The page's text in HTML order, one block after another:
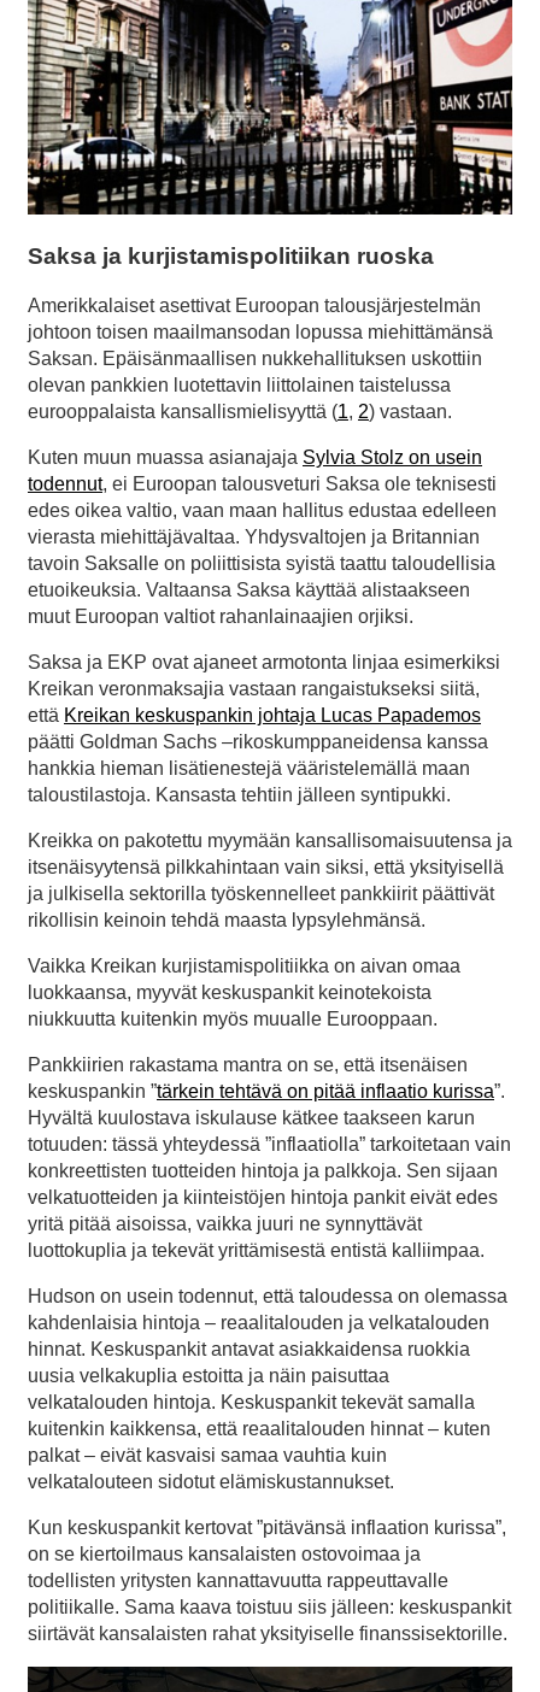
Saksa ja kurjistamispolitiikan ruoska
Amerikkalaiset asettivat Euroopan talousjärjestelmän
johtoon toisen maailmansodan lopussa miehittämänsä
Saksan. Epäisänmaallisen nukkehallituksen uskottiin
olevan pankkien luotettavin liittolainen taistelussa
eurooppalaista kansallismielisyyttä (1, 2) vastaan.
Kuten muun muassa asianajaja Sylvia Stolz on usein
todennut, ei Euroopan talousveturi Saksa ole teknisesti
edes oikea valtio, vaan maan hallitus edustaa edelleen
vierasta miehittäjävaltaa. Yhdysvaltojen ja Britannian
tavoin Saksalle on poliittisista syistä taattu taloudellisia
etuoikeuksia. Valtaansa Saksa käyttää alistaakseen
muut Euroopan valtiot rahanlainaajien orjiksi.
Saksa ja EKP ovat ajaneet armotonta linjaa esimerkiksi
Kreikan veronmaksajia vastaan rangaistukseksi siitä,
että Kreikan keskuspankin johtaja Lucas Papademos
päätti Goldman Sachs –rikoskumppaneidensa kanssa
hankkia hieman lisätienestejä vääristelemällä maan
taloustilastoja. Kansasta tehtiin jälleen syntipukki.
Kreikka on pakotettu myymään kansallisomaisuutensa ja
itsenäisyytensä pilkkahintaan vain siksi, että yksityisellä
ja julkisella sektorilla työskennelleet pankkiirit päättivät
rikollisin keinoin tehdä maasta lypsylehmänsä.
Vaikka Kreikan kurjistamispolitiikka on aivan omaa
luokkaansa, myyvät keskuspankit keinotekoista
niukkuutta kuitenkin myös muualle Eurooppaan.
Pankkiirien rakastama mantra on se, että itsenäisen
keskuspankin ”tärkein tehtävä on pitää inflaatio kurissa”.
Hyvältä kuulostava iskulause kätkee taakseen karun
totuuden: tässä yhteydessä ”inflaatiolla” tarkoitetaan vain
konkreettisten tuotteiden hintoja ja palkkoja. Sen sijaan
velkatuotteiden ja kiinteistöjen hintoja pankit eivät edes
yritä pitää aisoissa, vaikka juuri ne synnyttävät
luottokuplia ja tekevät yrittämisestä entistä kalliimpaa.
Hudson on usein todennut, että taloudessa on olemassa
kahdenlaisia hintoja – reaalitalouden ja velkatalouden
hinnat. Keskuspankit antavat asiakkaidensa ruokkia
uusia velkakuplia estoitta ja näin paisuttaa
velkatalouden hintoja. Keskuspankit tekevät samalla
kuitenkin kaikkensa, että reaalitalouden hinnat – kuten
palkat – eivät kasvaisi samaa vauhtia kuin
velkatalouteen sidotut elämiskustannukset.
Kun keskuspankit kertovat ”pitävänsä inflaation kurissa”,
on se kiertoilmaus kansalaisten ostovoimaa ja
todellisten yritysten kannattavuutta rappeuttavalle
politiikalle. Sama kaava toistuu siis jälleen: keskuspankit
siirtävät kansalaisten rahat yksityiselle finanssisektorille.